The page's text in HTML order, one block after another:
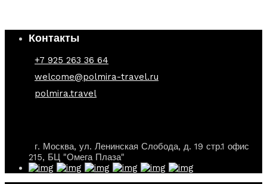
Контакты
+7 925 263 36 64
welcome@polmira-travel.ru
polmira.travel
г. Москва, ул. Ленинская Слобода, д. 19 стр.1 офис
215, БЦ "Омега Плаза"